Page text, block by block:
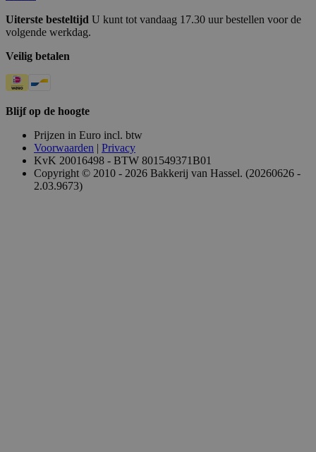
Uiterste besteltijd U kunt tot vandaag 17.30 uur bestellen voor de
volgende werkdag.
Veilig betalen
Blijf op de hoogte
Prijzen in Euro incl. btw
Voorwaarden | Privacy
KvK 20016498 - BTW 801549371B01
Copyright © 2010 - 2026 Bakkerij van Hassel. (20260626 -
2.03.9673)